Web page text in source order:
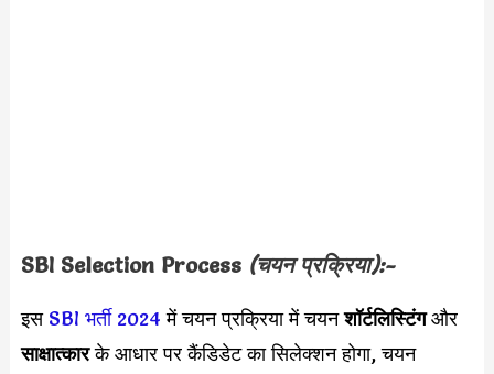
SBI Selection Process (चयन प्रक्रिया):-
इस SBI भर्ती 2024 में चयन प्रक्रिया में चयनशॉर्टलिस्टिंगऔर
साक्षात्कारके आधार पर कैंडिडेट का सिलेक्शन होगा, चयन